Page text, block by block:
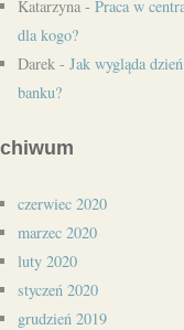
Katarzyna - Praca w
dla kogo?
Darek - Jak wygląda
banku?
czerwiec 2020
marzec 2020
luty 2020
styczeń 2020
grudzień 2019